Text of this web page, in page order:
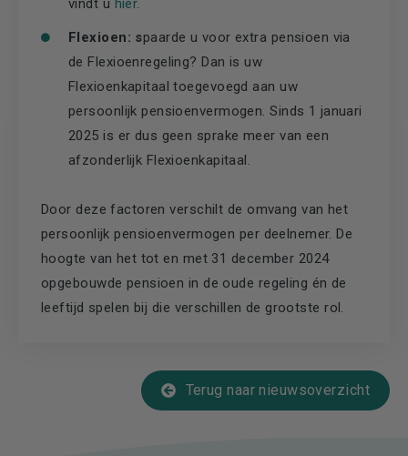
vindt u hier.
Flexioen: spaarde u voor extra pensioen via
de Flexioenregeling? Dan is uw
Flexioenkapitaal toegevoegd aan uw
persoonlijk pensioenvermogen. Sinds 1 januari
2025 is er dus geen sprake meer van een
afzonderlijk Flexioenkapitaal.
Door deze factoren verschilt de omvang van het
persoonlijk pensioenvermogen per deelnemer. De
hoogte van het tot en met 31 december 2024
opgebouwde pensioen in de oude regeling én de
leeftijd spelen bij die verschillen de grootste rol.
Terug naar nieuwsoverzicht